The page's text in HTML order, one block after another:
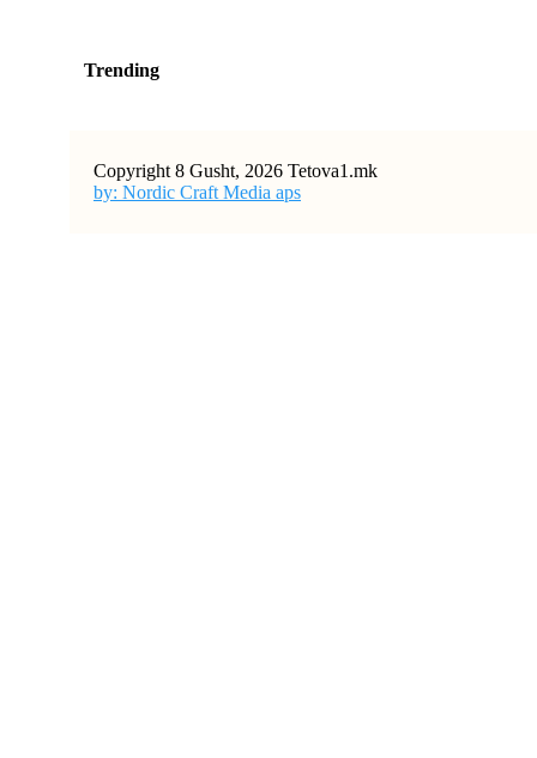
Trending
Copyright 8 Gusht, 2026 Tetova1.mk
by: Nordic Craft Media aps